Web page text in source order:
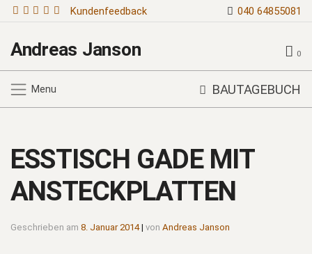
Kundenfeedback 040 64855081
Andreas Janson 0
Menu BAUTAGEBUCH
ESSTISCH GADE MIT
ANSTECKPLATTEN
Geschrieben am 8. Januar 2014| von Andreas Janson